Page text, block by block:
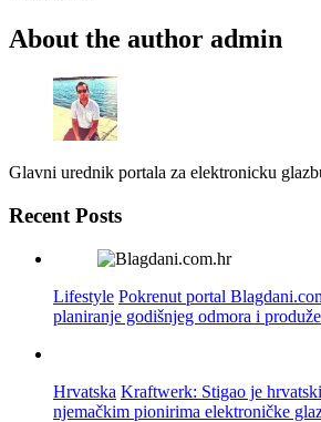
About the author admin
Glavni urednik portala za elektronicku
Recent Posts
Lifestyle Pokrenut portal
planiranje godišnjeg odmora i
Hrvatska Kraftwerk: Stigao je
njemačkim pionirima elektroničke